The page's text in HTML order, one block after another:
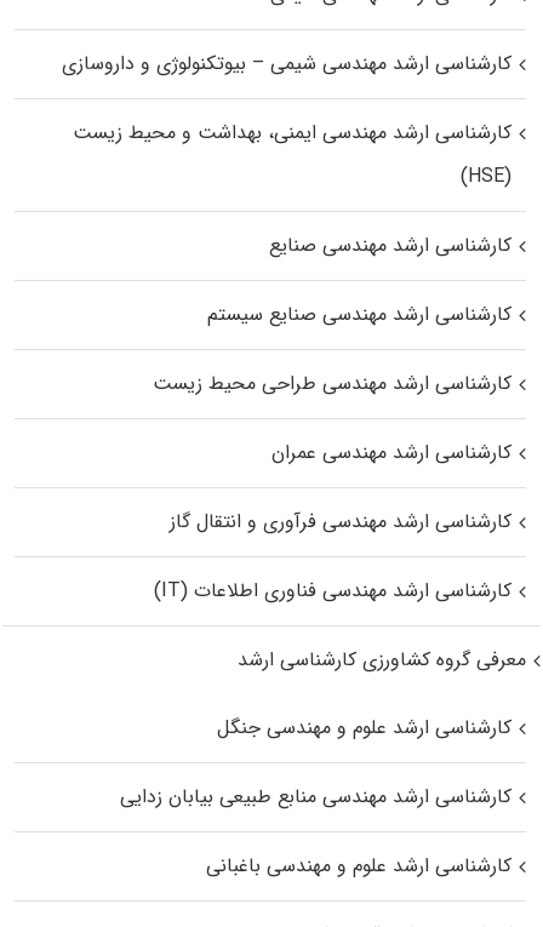
کارشناسی ارشد مهندسی شیمی – بیوتکنولوژی و داروسازی
کارشناسی ارشد مهندسی ایمنی، بهداشت و محیط زیست
(HSE)
کارشناسی ارشد مهندسی صنایع
کارشناسی ارشد مهندسی صنایع سیستم
کارشناسی ارشد مهندسی طراحی محیط زیست
کارشناسی ارشد مهندسی عمران
کارشناسی ارشد مهندسی فرآوری و انتقال گاز
کارشناسی ارشد مهندسی فناوری اطلاعات (IT)
معرفی گروه کشاورزی کارشناسی ارشد
کارشناسی ارشد علوم و مهندسی جنگل
کارشناسی ارشد مهندسی منابع طبیعی بیابان زدایی
کارشناسی ارشد علوم و مهندسی باغبانی